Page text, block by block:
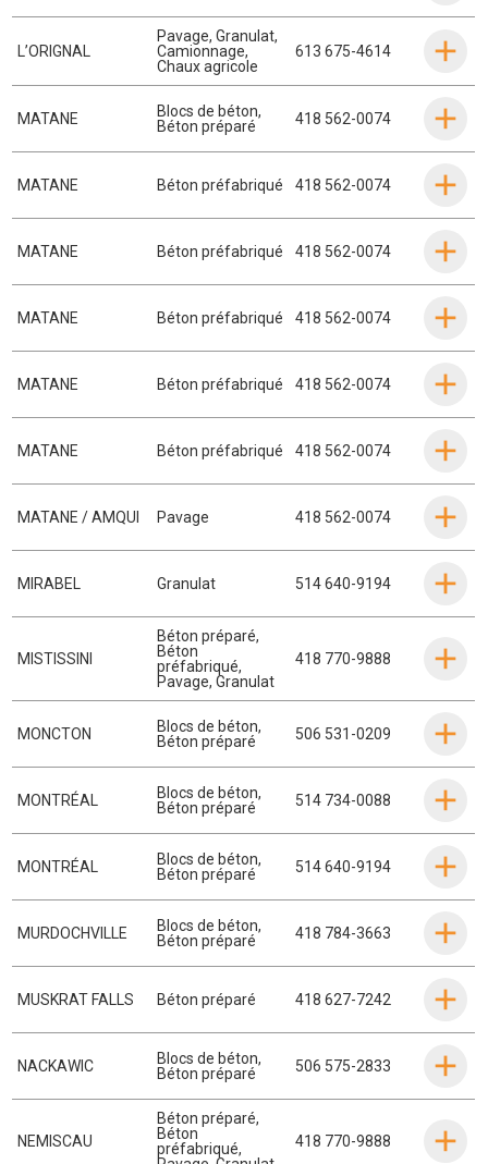
L’ORIGNAL
Pavage,Granulat,
Camionnage,
Chaux agricole
613 675-4614
MATANE Blocs de béton,
Béton préparé
418 562-0074
MATANE Béton préfabriqué 418 562-0074
MATANE Béton préfabriqué 418 562-0074
MATANE Béton préfabriqué 418 562-0074
MATANE Béton préfabriqué 418 562-0074
MATANE Béton préfabriqué 418 562-0074
MATANE / AMQUI Pavage 418 562-0074
MIRABEL Granulat 514 640-9194
MISTISSINI
Béton préparé,
Béton
préfabriqué,
Pavage,Granulat
418 770-9888
MONCTON Blocs de béton,
Béton préparé
506 531-0209
MONTRÉAL Blocs de béton,
Béton préparé
514 734-0088
MONTRÉAL Blocs de béton,
Béton préparé
514 640-9194
MURDOCHVILLE Blocs de béton,
Béton préparé
418 784-3663
MUSKRAT FALLS Béton préparé 418 627-7242
NACKAWIC Blocs de béton,
Béton préparé
506 575-2833
NEMISCAU
Béton préparé,
Béton
préfabriqué,
418 770-9888